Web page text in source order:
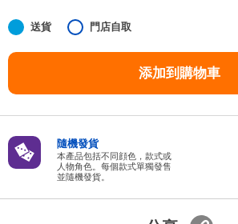
任天堂 Switch
人氣角色
送貨 門店自取
添加到購物車
隨機發貨
本產品包括不同顔色，款式或
人物角色。每個款式單獨發售
並隨機發貨。